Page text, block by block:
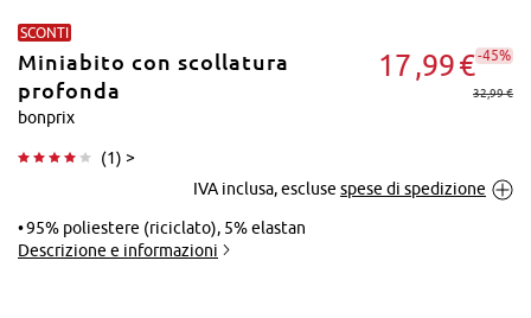
ingrandire
SCONTI
Miniabito con scollatura
profonda
bonprix
(1) >
17 99€-45%
32,99 €
IVA inclusa, escluse spese di spedizione
95% poliestere (riciclato), 5% elastan
Descrizione e informazioni